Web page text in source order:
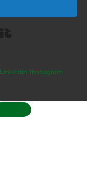
Linkedin Instagram